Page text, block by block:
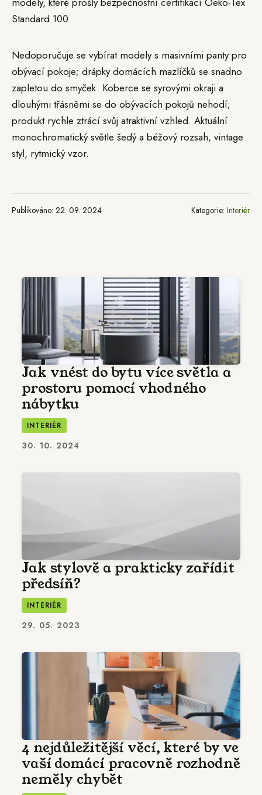
Standard 100.
Nedoporučuje se vybírat modely s masivními panty pro
obývací pokoje; drápky domácích mazlíčků se snadno
zapletou do smyček. Koberce se syrovými okraji a
dlouhými třásněmi se do obývacích pokojů nehodí;
produkt rychle ztrácí svůj atraktivní vzhled. Aktuální
monochromatický světle šedý a béžový rozsah, vintage
styl, rytmický vzor.
Publikováno: 22. 09. 2024 Kategorie: Interiér
Jak vnést do bytu více světla a
prostoru pomocí vhodného
nábytku
INTERIÉR
30. 10. 2024
Jak stylově a prakticky zařídit
předsíň?
INTERIÉR
29. 05. 2023
4 nejdůležitější věcí, které by ve
vaší domácí pracovně rozhodně
neměly chybět